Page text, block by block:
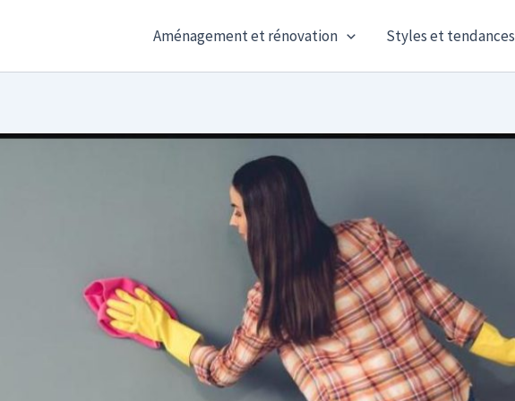
Aménagement et rénovation Styles et tendances